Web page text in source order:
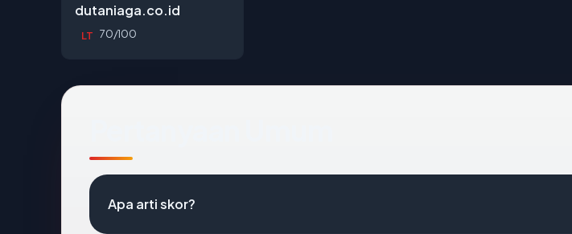
dutaniaga.co.id
LT 70/100
Apa arti skor?